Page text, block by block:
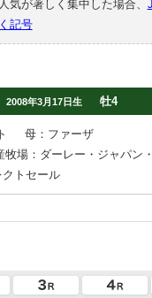
気が著しく集中した場合、
記号
2008年3月17日生 牡4
母：ファーザ
牧場：ダーレー・ジャパン
クトセール